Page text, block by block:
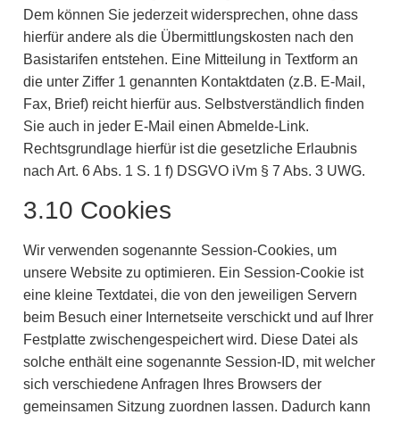
Dem können Sie jederzeit widersprechen, ohne dass
hierfür andere als die Übermittlungskosten nach den
Basistarifen entstehen. Eine Mitteilung in Textform an
die unter Ziffer 1 genannten Kontaktdaten (z.B. E-Mail,
Fax, Brief) reicht hierfür aus. Selbstverständlich finden
Sie auch in jeder E-Mail einen Abmelde-Link.
Rechtsgrundlage hierfür ist die gesetzliche Erlaubnis
nach Art. 6 Abs. 1 S. 1 f) DSGVO iVm § 7 Abs. 3 UWG.
3.10 Cookies
Wir verwenden sogenannte Session-Cookies, um
unsere Website zu optimieren. Ein Session-Cookie ist
eine kleine Textdatei, die von den jeweiligen Servern
beim Besuch einer Internetseite verschickt und auf Ihrer
Festplatte zwischengespeichert wird. Diese Datei als
solche enthält eine sogenannte Session-ID, mit welcher
sich verschiedene Anfragen Ihres Browsers der
gemeinsamen Sitzung zuordnen lassen. Dadurch kann